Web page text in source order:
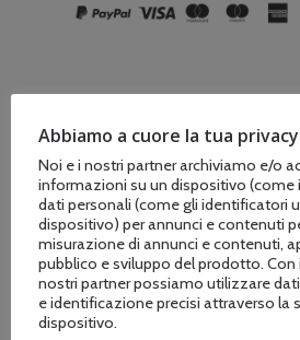
Descrizione
Informazioni
La barra per hobbisti che
Abbiamo a cuore la tua privacy
Noi e i nostri partner archiviamo e/o
informazioni su un dispositivo (come
dati personali (come gli identificatori
dispositivo) per annunci e contenuti
misurazione di annunci e contenuti,
pubblico e sviluppo del prodotto.
nostri partner possiamo utilizzare
e identificazione precisi attraverso la
dispositivo.